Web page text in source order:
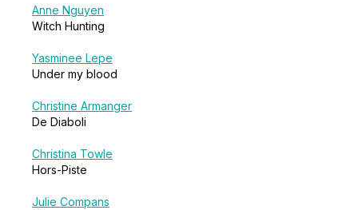
Anne Nguyen
Witch Hunting
Yasminee Lepe
Under my blood
Christine Armanger
De Diaboli
Christina Towle
Hors-Piste
Julie Compans